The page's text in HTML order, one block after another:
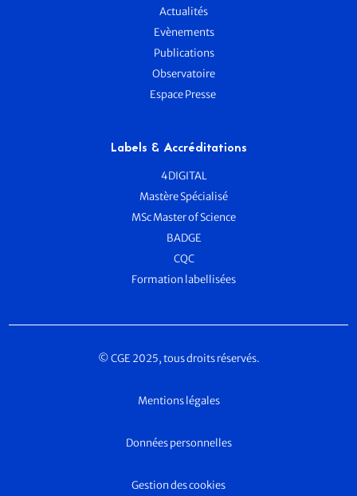
Actualités
Evènements
Publications
Observatoire
Espace Presse
Labels & Accréditations
4DIGITAL
Mastère Spécialisé
MSc Master of Science
BADGE
CQC
Formation labellisées
© CGE 2025, tous droits réservés.
Mentions légales
Données personnelles
Gestion des cookies